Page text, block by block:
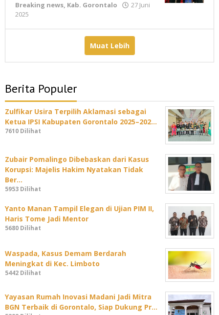
Breaking news, Kab. Gorontalo
27 Juni
2025
Muat Lebih
Berita Populer
Zulfikar Usira Terpilih Aklamasi sebagai
Ketua IPSI Kabupaten Gorontalo 2025–202…
7610 Dilihat
Zubair Pomalingo Dibebaskan dari Kasus
Korupsi: Majelis Hakim Nyatakan Tidak
Ber…
5953 Dilihat
Yanto Manan Tampil Elegan di Ujian PIM II,
Haris Tome Jadi Mentor
5680 Dilihat
Waspada, Kasus Demam Berdarah
Meningkat di Kec. Limboto
5442 Dilihat
Yayasan Rumah Inovasi Madani Jadi Mitra
BGN Terbaik di Gorontalo, Siap Dukung Pr…